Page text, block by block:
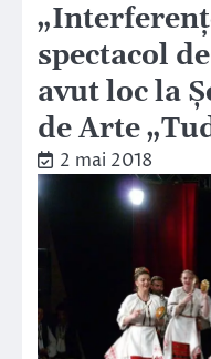
spectacol
avut loc la
de Arte
2 mai 2018